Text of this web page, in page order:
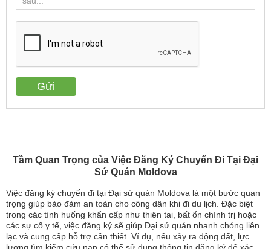
Tầm Quan Trọng của Việc Đăng Ký Chuyến Đi Tại Đại
Sứ Quán Moldova
Việc đăng ký chuyến đi tại Đại sứ quán Moldova là một bước quan
trọng giúp bảo đảm an toàn cho công dân khi đi du lịch. Đặc biệt
trong các tình huống khẩn cấp như thiên tai, bất ổn chính trị hoặc
các sự cố y tế, việc đăng ký sẽ giúp Đại sứ quán nhanh chóng liên
lạc và cung cấp hỗ trợ cần thiết. Ví dụ, nếu xảy ra động đất, lực